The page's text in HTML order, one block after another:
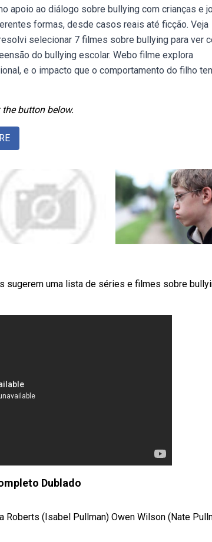
apoio ao diálogo sobre bullying com crianças e
formas, desde casos reais até ficção. Veja
selecionar 7 filmes sobre bullying para ver
do bullying escolar. Webo filme explora
e o impacto que o comportamento do filho
button below.
sugerem uma lista de séries e filmes sobre
Dublado
Roberts (Isabel Pullman) Owen Wilson (Nate